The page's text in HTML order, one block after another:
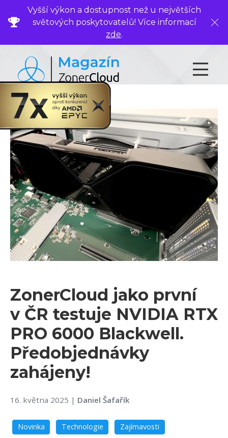
Vyšší výkon a dostupnost než u největších
světových poskytovatelů! Více informací
zde.
ZonerCloud jako první
v ČR testuje NVIDIA RTX
PRO 6000 Blackwell.
Předobjednávky
zahájeny!
16. května 2025 | Daniel Šafařík
Novinka Technologie
Zajímavosti